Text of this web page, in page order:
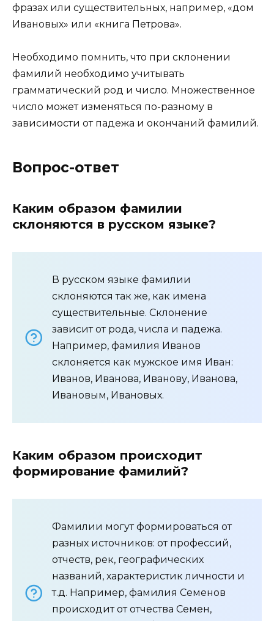
фразах или существительных, например, «дом
Ивановых» или «книга Петрова».
Необходимо помнить, что при склонении
фамилий необходимо учитывать
грамматический род и число. Множественное
число может изменяться по-разному в
зависимости от падежа и окончаний фамилий.
Вопрос-ответ
Каким образом фамилии
склоняются в русском языке?
В русском языке фамилии
склоняются так же, как имена
существительные. Склонение
зависит от рода, числа и падежа.
Например, фамилия Иванов
склоняется как мужское имя Иван:
Иванов, Иванова, Иванову, Иванова,
Ивановым, Ивановых.
Каким образом происходит
формирование фамилий?
Фамилии могут формироваться от
разных источников: от профессий,
отчеств, рек, географических
названий, характеристик личности и
т.д. Например, фамилия Семенов
происходит от отчества Семен,